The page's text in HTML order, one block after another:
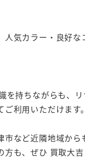
気カラー・良好
持ちながらも、
利用いただけます。
など近隣地域から
も、ぜひ 買取大